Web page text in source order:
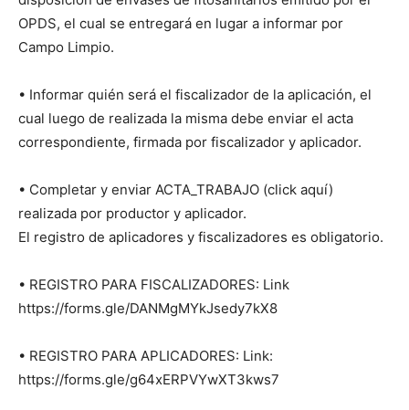
OPDS, el cual se entregará en lugar a informar por
Campo Limpio.
• Informar quién será el fiscalizador de la aplicación, el
cual luego de realizada la misma debe enviar el acta
correspondiente, firmada por fiscalizador y aplicador.
• Completar y enviar ACTA_TRABAJO (click aquí)
realizada por productor y aplicador.
El registro de aplicadores y fiscalizadores es obligatorio.
• REGISTRO PARA FISCALIZADORES: Link
https://forms.gle/DANMgMYkJsedy7kX8
• REGISTRO PARA APLICADORES: Link:
https://forms.gle/g64xERPVYwXT3kws7